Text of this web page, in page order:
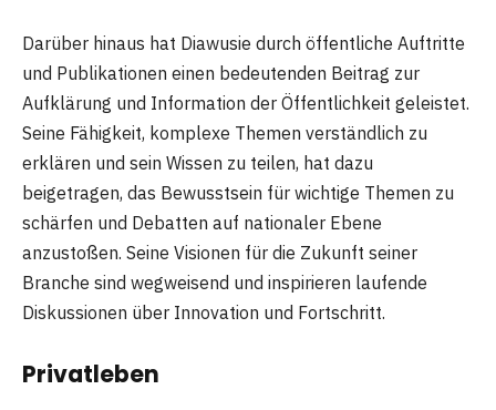
Darüber hinaus hat Diawusie durch öffentliche Auftritte
und Publikationen einen bedeutenden Beitrag zur
Aufklärung und Information der Öffentlichkeit geleistet.
Seine Fähigkeit, komplexe Themen verständlich zu
erklären und sein Wissen zu teilen, hat dazu
beigetragen, das Bewusstsein für wichtige Themen zu
schärfen und Debatten auf nationaler Ebene
anzustoßen. Seine Visionen für die Zukunft seiner
Branche sind wegweisend und inspirieren laufende
Diskussionen über Innovation und Fortschritt.
Privatleben